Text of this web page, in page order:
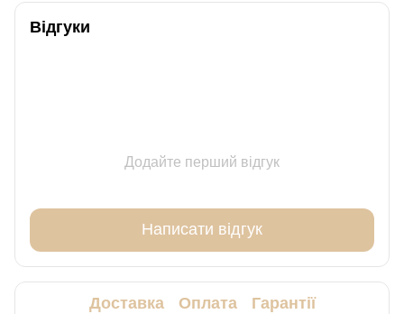
Відгуки
Додайте перший відгук
Написати відгук
Доставка Оплата Гарантії